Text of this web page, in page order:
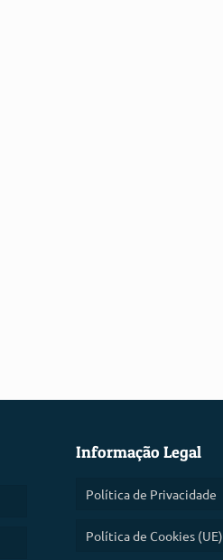
Informação Legal
Política de Privacidade
Política de Cookies (UE)